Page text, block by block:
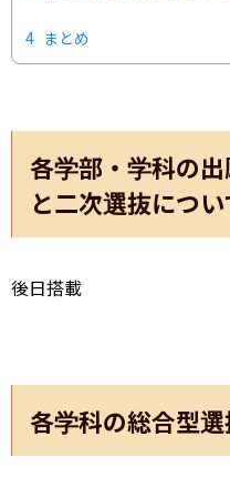
4 まとめ
各学部・学科の
と二次選抜につい
後日搭載
各学科の総合型